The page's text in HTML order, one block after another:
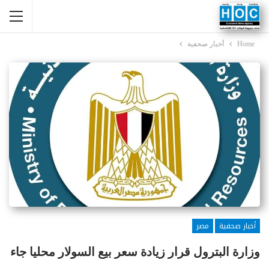
Home أخبار صحفية
أخبار صحفية
مصر
وزارة البترول قرار زيادة سعر بيع السولار محليا جاء